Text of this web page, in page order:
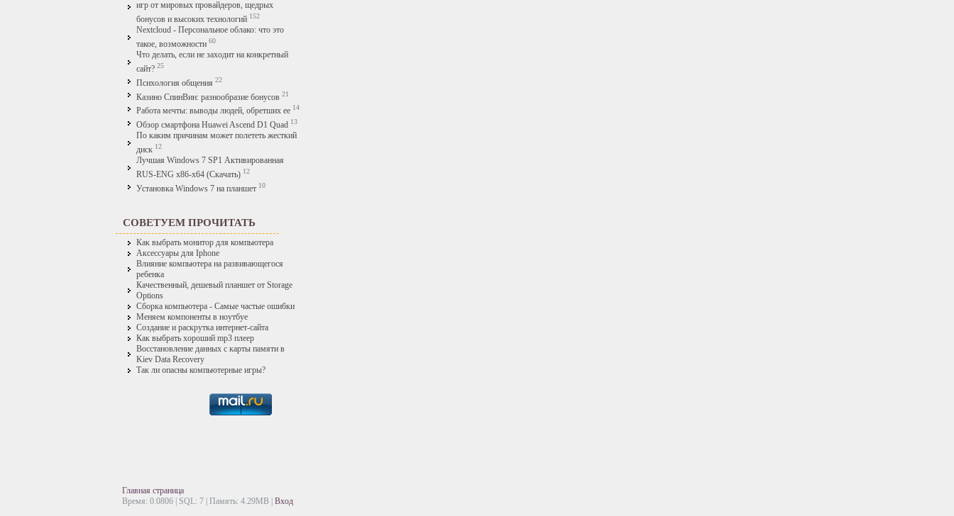
игр от мировых провайдеров, щедрых
бонусов и высоких технологий 152
Nextcloud - Персональное облако: что это
такое, возможности 60
Что делать, если не заходит на конкретный
сайт? 25
Психология общения 22
Казино СпинВин: разнообразие бонусов 21
Работа мечты: выводы людей, обретших ее 14
Обзор смартфона Huawei Ascend D1 Quad 13
По каким причинам может полететь жесткий
диск 12
Лучшая Windows 7 SP1 Активированная
RUS-ENG x86-x64 (Скачать) 12
Установка Windows 7 на планшет 10
СОВЕТУЕМ ПРОЧИТАТЬ
Как выбрать монитор для компьютера
Аксессуары для Iphone
Влияние компьютера на развивающегося
ребенка
Качественный, дешевый планшет от Storage
Options
Сборка компьютера - Самые частые ошибки
Меняем компоненты в ноутбуе
Создание и раскрутка интернет-сайта
Как выбрать хороший mp3 плеер
Восстановление данных с карты памяти в
Kiev Data Recovery
Так ли опасны компьютерные игры?
Главная страница
Время: 0.0806 | SQL: 7 | Память: 4.29MB Вход